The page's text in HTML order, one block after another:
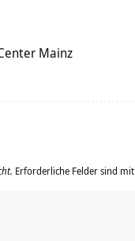
Mainz
Erforderliche Felder sind mit